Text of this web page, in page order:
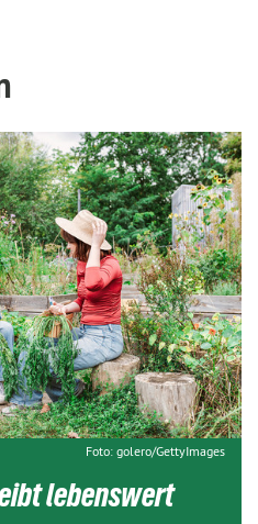
Foto: golero/GettyImages
lebenswert